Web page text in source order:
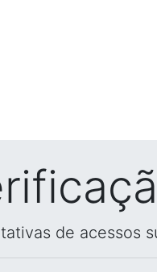
de acessos